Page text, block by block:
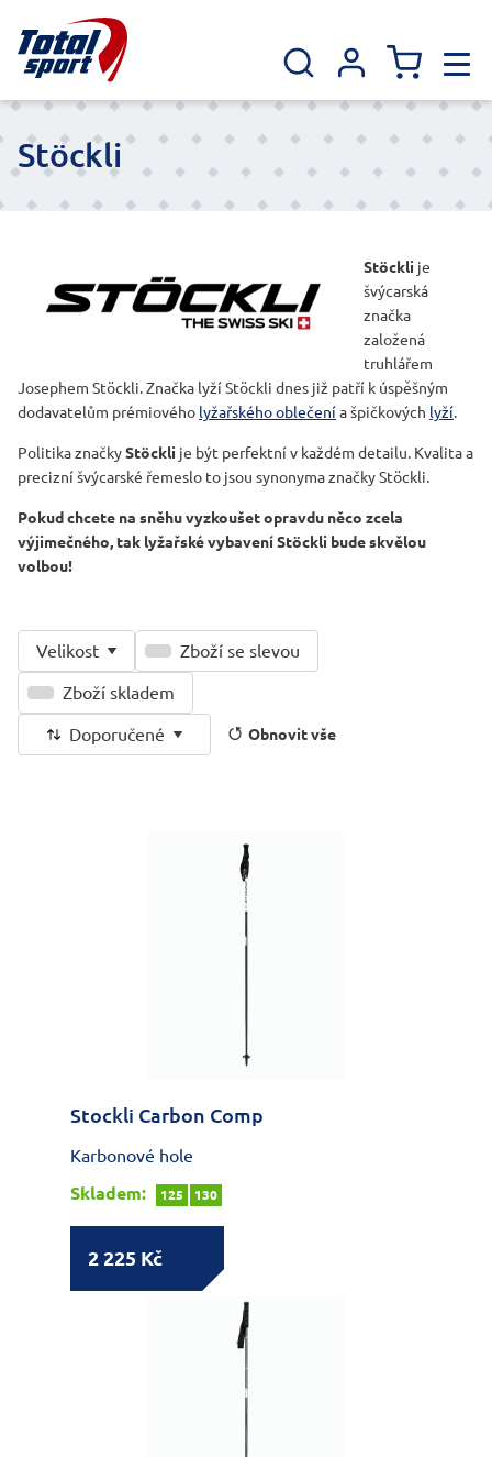
Stöckli
Stöckli je
švýcarská
značka
založená
truhlářem
Josephem Stöckli. Značka lyží Stöckli dnes již patří k úspěšným
dodavatelům prémiového lyžařského oblečenía špičkových lyží.
Politika značkyStöckli je být perfektní v každém detailu. Kvalita a
precizní švýcarské řemeslo to jsou synonyma značky Stöckli.
Pokud chcete na sněhu vyzkoušet opravdu něco zcela
výjimečného, tak lyžařské vybavení Stöckli bude skvělou
volbou!
Velikost Zboží se slevou
Zboží skladem
Doporučené Obnovit vše
Stockli Carbon Comp
Karbonové hole
Skladem:
125 130
2 225 Kč